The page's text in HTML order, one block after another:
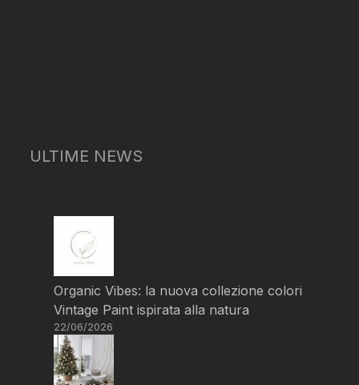
ULTIME NEWS
Organic Vibes: la nuova collezione colori
Vintage Paint ispirata alla natura
22/06/2026